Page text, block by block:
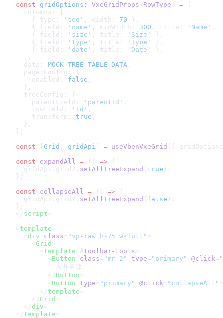
const gridOptions : VxeGridProps< RowType > = {
  columns: [
    { type:
'seq' , width: 70 },
    { field:
'name' , minWidth: 300 , title: 'Name' ,
    { field:
'size' , title: 'Size'
},
    { field:
'type' , title: 'Type'
},
    { field:
'date' , title: 'Date'
},
  ],
  data:
MOCK_TREE_TABLE_DATA ,
  pagerConfig: {
    enabled:
false ,
  },
  treeConfig: {
    parentField:
'parentId' ,
    rowField:
'id' ,
    transform:
true ,
  },
};
const
Grid , gridApi = useVbenVxeGrid ({
const expandAll = () => {
  gridApi.grid?.
setAllTreeExpand ( true );
};
const collapseAll = () => {
  gridApi.grid?.
setAllTreeExpand ( false );
};
</ script >
< template >
  <
div class= "vp-raw h-75 w-full" >
    <
Grid >
      <
template #toolbar-tools >
        <
Button class= "mr-2" type= "primary" @click=
          展开全部
        </
Button >
        <
Button type= "primary" @click= "collapseAll"
      </
template >
    </
Grid >
  </
div >
</ template >